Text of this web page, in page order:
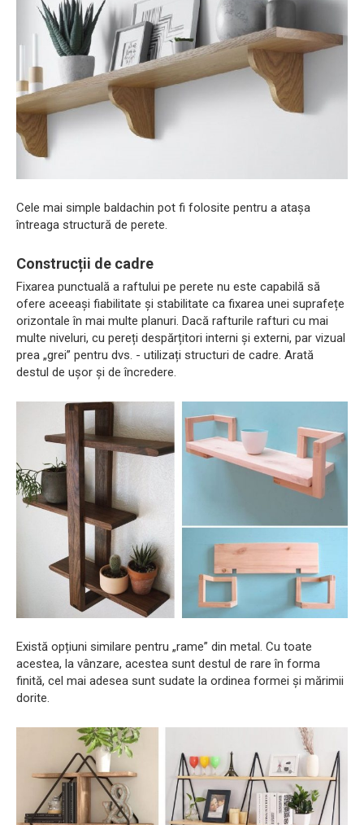
Cele mai simple baldachin pot fi folosite pentru a atașa
întreaga structură de perete.
Construcții de cadre
Fixarea punctuală a raftului pe perete nu este capabilă să
ofere aceeași fiabilitate și stabilitate ca fixarea unei suprafețe
orizontale în mai multe planuri. Dacă rafturile rafturi cu mai
multe niveluri, cu pereți despărțitori interni și externi, par vizual
prea „grei” pentru dvs. - utilizați structuri de cadre. Arată
destul de ușor și de încredere.
Există opțiuni similare pentru „rame” din metal. Cu toate
acestea, la vânzare, acestea sunt destul de rare în forma
finită, cel mai adesea sunt sudate la ordinea formei și mărimii
dorite.